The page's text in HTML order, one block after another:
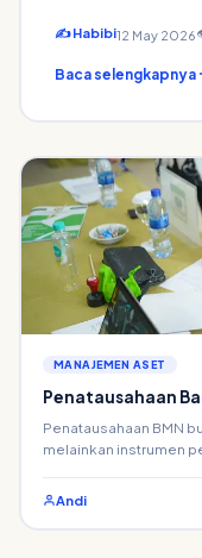
✍ Habibi12 May 2026
Baca selengkapnya
MANAJEMEN ASET
Penatausahaan
Penatausahaan BMN
melainkan instrumen
Andi